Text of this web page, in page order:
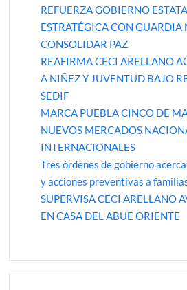
REFUERZA GOBIERNO
ESTRATÉGICA CON GUARDIA
CONSOLIDAR PAZ
REAFIRMA CECI ARELLANO
A NIÑEZ Y JUVENTUD BAJO
SEDIF
MARCA PUEBLA CINCO DE
NUEVOS MERCADOS
INTERNACIONALES
Tres órdenes de gobierno
y acciones preventivas a
SUPERVISA CECI ARELLANO
EN CASA DEL ABUE ORIENTE